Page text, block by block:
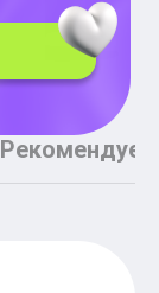
Рекомендуем